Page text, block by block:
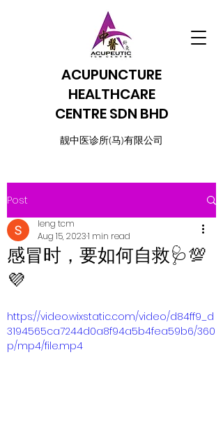
ACUPUNCTURE
HEALTHCARE
CENTRE SDN BHD
​靓中医诊所(马)有限公司
Post
感冒时，要如何自救🩺💯
💜
leng tcm
Aug 15, 20231 min read
https://video.wixstatic.com/video/d84ff9_d
3194565ca7244d0a8f94a5b4fea59b6/360
p/mp4/file.mp4